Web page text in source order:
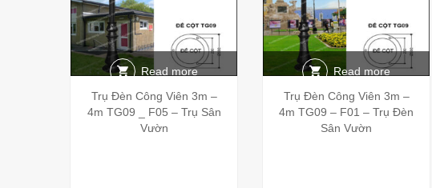
Read more
Trụ Đèn Công Viên 3m –
4m TG09 _ F05 – Trụ Sân
Vườn
Read more
Trụ Đèn Công Viên 3m –
4m TG09 – F01 – Trụ Đèn
Sân Vườn